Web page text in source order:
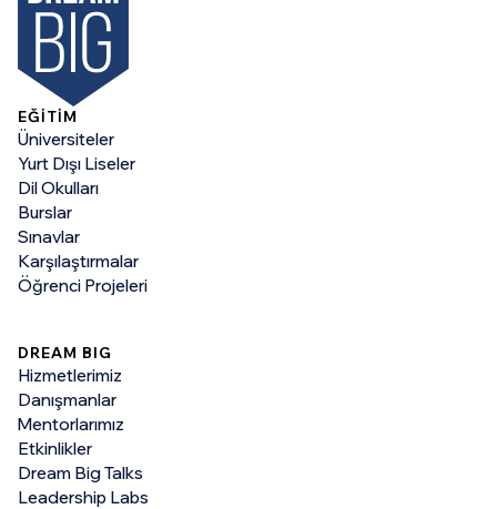
EĞİTİM
Üniversiteler
Yurt Dışı Liseler
Dil Okulları
Burslar
Sınavlar
Karşılaştırmalar
Öğrenci Projeleri
DREAM BIG
Hizmetlerimiz
Danışmanlar
Mentorlarımız
Etkinlikler
Dream Big Talks
Leadership Labs